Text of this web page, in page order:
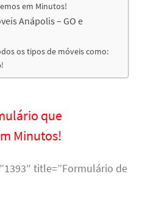
em Minutos!
Anápolis – GO e
os tipos de móveis como:
que
Minutos!
title=”Formulário de